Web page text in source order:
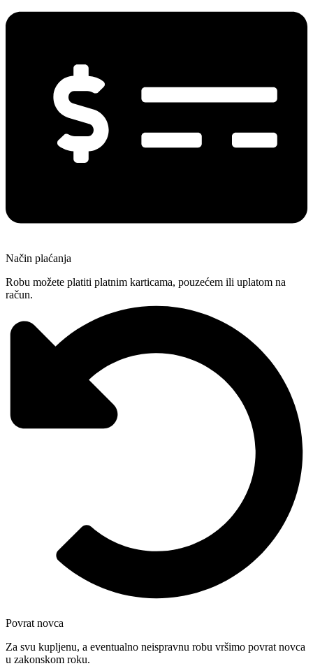
Način plaćanja
Robu možete platiti platnim karticama, pouzećem ili uplatom na
račun.
Povrat novca
Za svu kupljenu, a eventualno neispravnu robu vršimo povrat novca
u zakonskom roku.